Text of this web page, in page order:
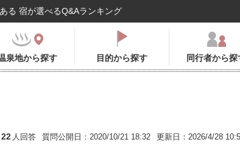
る 宿が選べるQ&Aランキング
泉地から探す 目的から探す 同行者から探
22 人回答 質問公開日：2020/10/21 18:32 更新日：2026/4/28